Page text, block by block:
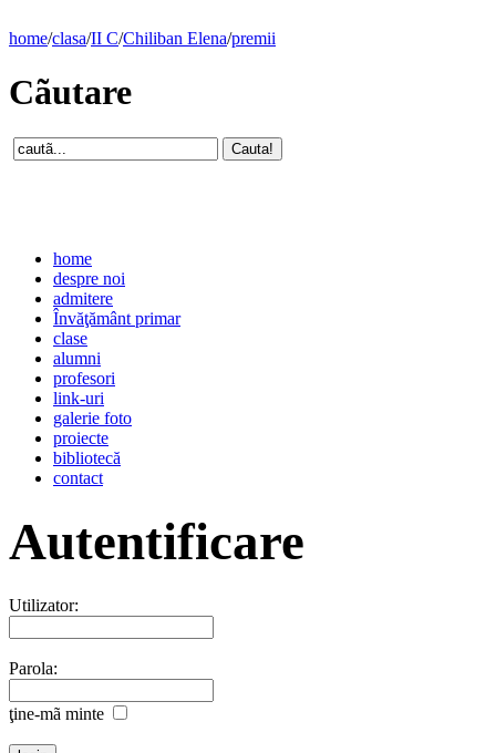
home/clasa/II C/Chiliban Elena/premii
Cãutare
home
despre noi
admitere
Învăţământ primar
clase
alumni
profesori
link-uri
galerie foto
proiecte
bibliotecă
contact
Autentificare
Utilizator:
Parola:
ţine-mã minte